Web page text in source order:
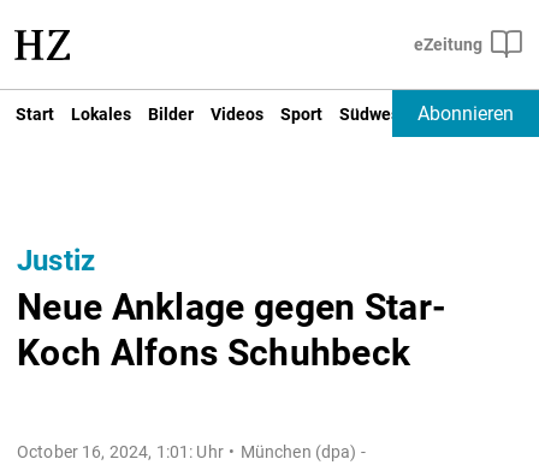
Start Lokales Bilder Videos Sport Südwest Deutschland
Abonnieren
Justiz
Neue Anklage gegen Star-
Koch Alfons Schuhbeck
October 16, 2024, 1:01: Uhr
München (dpa) -